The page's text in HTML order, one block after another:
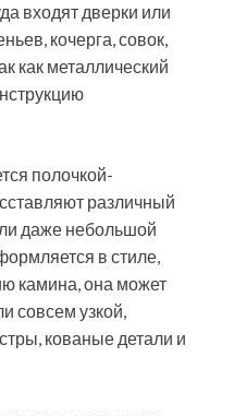
входят дверки или
кочерга, совок,
как металлический
полочкой-
различный
даже небольшой
в стиле,
камина, она может
совсем узкой,
кованые детали и